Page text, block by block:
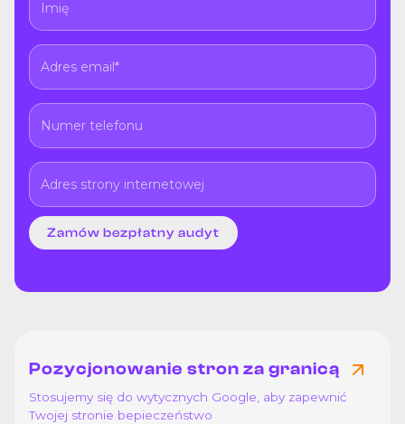
Pozycjonowanie stron za granicą
Stosujemy się do wytycznych Google, aby zapewnić
Twojej stronie bepieczeństwo